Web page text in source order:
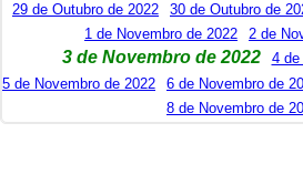
29 de Outubro de 2022 30 de Outubro de
1 de Novembro de 2022
2 de
3 de Novembro de 2022
4 de
5 de Novembro de 2022
6 de Novembro de
8 de Novembro de